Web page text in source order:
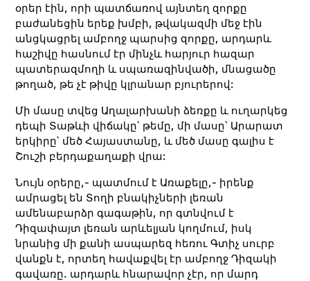
օրեր էին, որի պատճառով այնտեղ զորքը
բաժանեցին երեք խմբի, թվակազմի մեջ էին
անցկացրել ամբողջ պարսից զորքը, արդարև
հաշիվը հասնում էր մինչև հարյուր հազար
պատերազմողի և սպառազինվածի, մնացածը
թողած, թե չէ թիվը կլրանար բյուրերով:
Մի մասը տվեց Աղալարխանի ձեռքը և ուղարկեց
դեպի Տաթևի վիճակը՝ թեմը, մի մասը՝ Արարատ
երկիրը՝ մեծ Հայաստանը, և մեծ մասը գալիս է
Շուշի բերդաքաղաքի վրա:
Նույն օրերը,- պատմում է Առաքելը,- իրենք
ամրացել են Տողի բնակիչների լեռան
ամենաբարձր գագաթին, որ գտնվում է
Դիզափայտ լեռան արևելյան կողմում, իսկ
նրանից մի քանի ասպարեզ հեռու Գտիչ սուրբ
վանքն է, որտեղ հավաքվել էր ամբողջ Դիզակի
գավառը. արդարև հնարավոր չէր, որ մարդ